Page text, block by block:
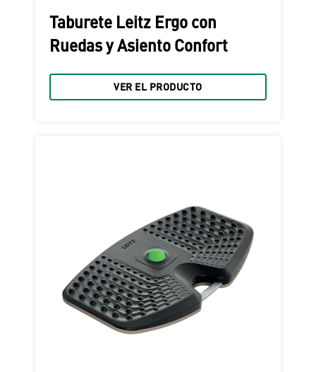
Taburete Leitz Ergo con
Ruedas y Asiento Confort
VER EL PRODUCTO